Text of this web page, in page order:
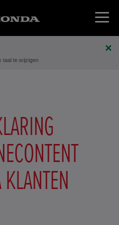
taal te wijzigen